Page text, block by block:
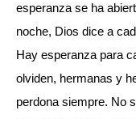
esperanza se ha
noche, Dios dice a
Hay esperanza para
olviden, hermanas y
perdona siempre. No